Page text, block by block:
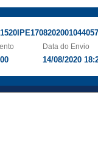
Data do Envio
14/08/2020